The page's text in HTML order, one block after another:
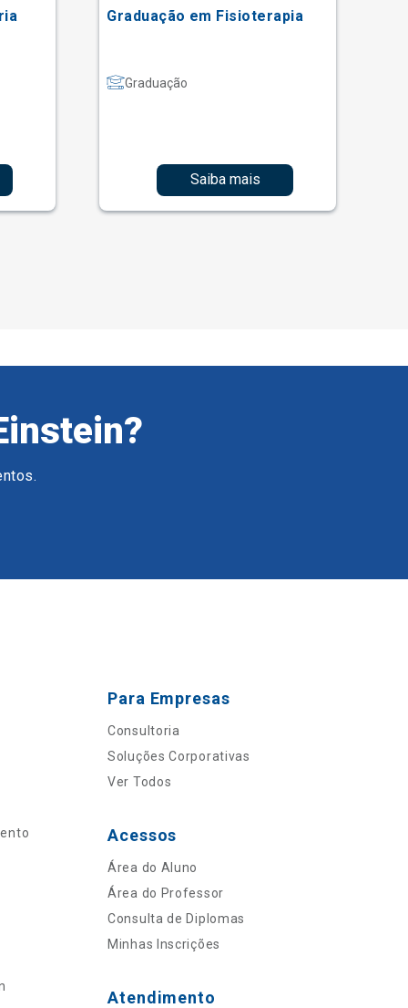
Graduação em Fisioterapia
Graduação
Saiba mais
Para Empresas
Consultoria
Soluções Corporativas
Ver Todos
Acessos
Área do Aluno
Área do Professor
Consulta de Diplomas
Minhas Inscrições
Atendimento